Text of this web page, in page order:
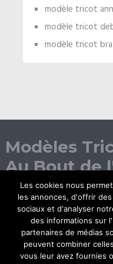
modèle tricot
modèle tricot
modèle tricot
Modèles
Au Bout de
Les cookies nous
les annonces, d'offrir
sociaux et d'analyser
des informations sur
partenaires de médias
peuvent combiner
vous leur avez fournies